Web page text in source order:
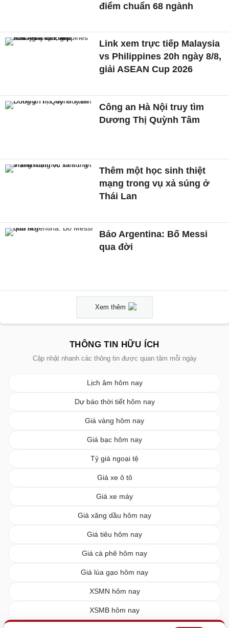
điểm chuẩn 68 ngành
Link xem trực tiếp Malaysia
vs Philippines 20h ngày 8/8,
giải ASEAN Cup 2026
Công an Hà Nội truy tìm
Dương Thị Quỳnh Tâm
Thêm một học sinh thiệt
mạng trong vụ xả súng ở
Thái Lan
Báo Argentina: Bố Messi
qua đời
Xem thêm
THÔNG TIN HỮU ÍCH
Cập nhật nhanh các thông tin được quan tâm mỗi ngày
Lịch âm hôm nay
Dự báo thời tiết hôm nay
Giá vàng hôm nay
Giá bạc hôm nay
Tỷ giá ngoại tệ
Giá xe ô tô
Giá xe máy
Giá xăng dầu hôm nay
Giá tiêu hôm nay
Giá cà phê hôm nay
Giá lúa gạo hôm nay
XSMN hôm nay
XSMB hôm nay